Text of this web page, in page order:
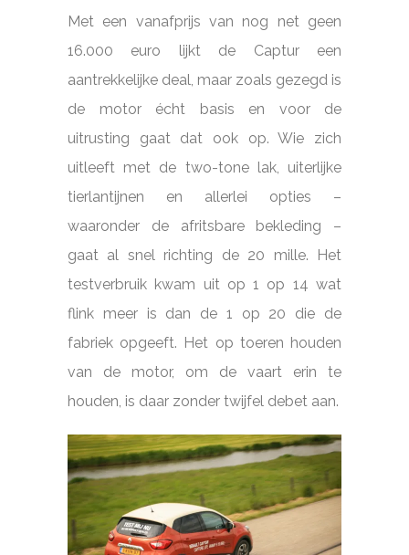
Met een vanafprijs van nog net geen
16.000 euro lijkt de Captur een
aantrekkelijke deal, maar zoals gezegd is
de motor écht basis en voor de
uitrusting gaat dat ook op. Wie zich
uitleeft met de two-tone lak, uiterlijke
tierlantijnen en allerlei opties –
waaronder de afritsbare bekleding –
gaat al snel richting de 20 mille. Het
testverbruik kwam uit op 1 op 14 wat
flink meer is dan de 1 op 20 die de
fabriek opgeeft. Het op toeren houden
van de motor, om de vaart erin te
houden, is daar zonder twijfel debet aan.